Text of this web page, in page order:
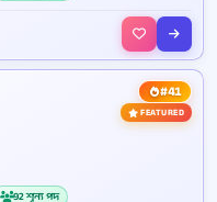
#41
FEATURED
92 শূন্য পদ